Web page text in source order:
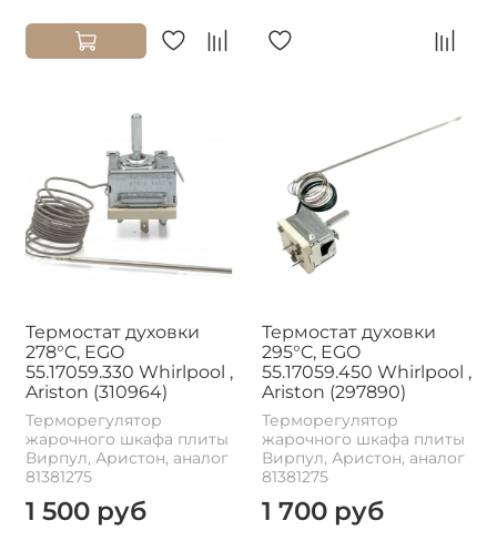
Термостат духовки
278°C, EGO
55.17059.330 Whirlpool ,
Ariston (310964)
Терморегулятор
жарочного шкафа плиты
Вирпул, Аристон, аналог
81381275
1 500 руб
Термостат духовки
295°C, EGO
55.17059.450 Whirlpool ,
Ariston (297890)
Терморегулятор
жарочного шкафа плиты
Вирпул, Аристон, аналог
81381275
1 700 руб